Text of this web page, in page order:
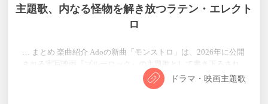
主題歌、内なる怪物を解き放つラテン・エレクト
ロ
ドラマ・映画主題歌
… まとめ 楽曲紹介 Adoの新曲「モンストロ」は、2026年に公開
される実写映画『ブルーロック』の主題歌として書き下ろされ
た楽曲である。タイトル「モンストロ」（Monstruo）はスペイ
ン語で「怪物」を意味し、内なるモンスターを呼び覚まし、誰